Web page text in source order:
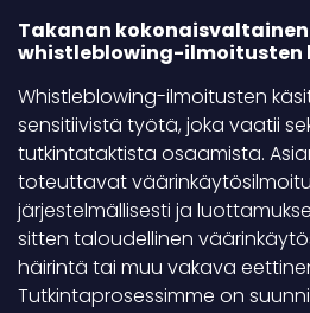
Takanan
whistleblowing-ilmoitusten
Whistleblowing-ilmoitusten
sensitiivistä työtä, joka vaatii
tutkintataktista osaamista.
toteuttavat
järjestelmällisesti ja
sitten taloudellinen
häirintä tai muu vakava
Tutkintaprosessimme on